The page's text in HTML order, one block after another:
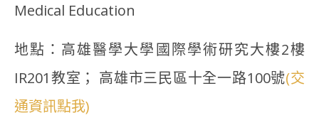
Medical Education
地點：高雄醫學大學國際學術研究大樓2樓
IR201教室； 高雄市三民區十全一路100號(交
通資訊點我)